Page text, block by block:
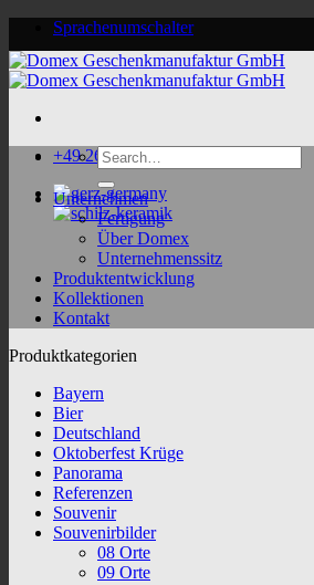
content
Sprachenumschalter
+49 2624 9188 0
Search
for:
Unternehmen
Fertigung
Über Domex
Unternehmenssitz
Produktentwicklung
Kollektionen
Kontakt
Produktkategorien
Bayern
Bier
Deutschland
Oktoberfest Krüge
Panorama
Referenzen
Souvenir
Souvenirbilder
08 Orte
09 Orte